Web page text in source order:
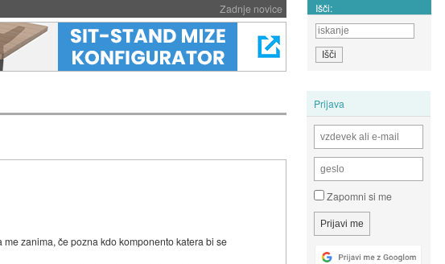
Zadnje novice Išči:
Prijava
Zapomni si me
zanima, če pozna kdo komponento katera bi se